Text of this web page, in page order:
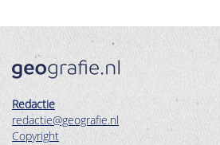
Redactie
redactie@geografie.nl
Copyright